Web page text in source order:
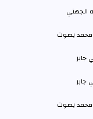
الجهني
جابر